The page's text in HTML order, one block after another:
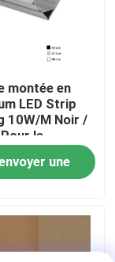
et des portes
montée en
LED Strip
10W/M Noir /
le
une